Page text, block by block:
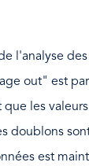
l'analyse
out" est
que les
doublons
est